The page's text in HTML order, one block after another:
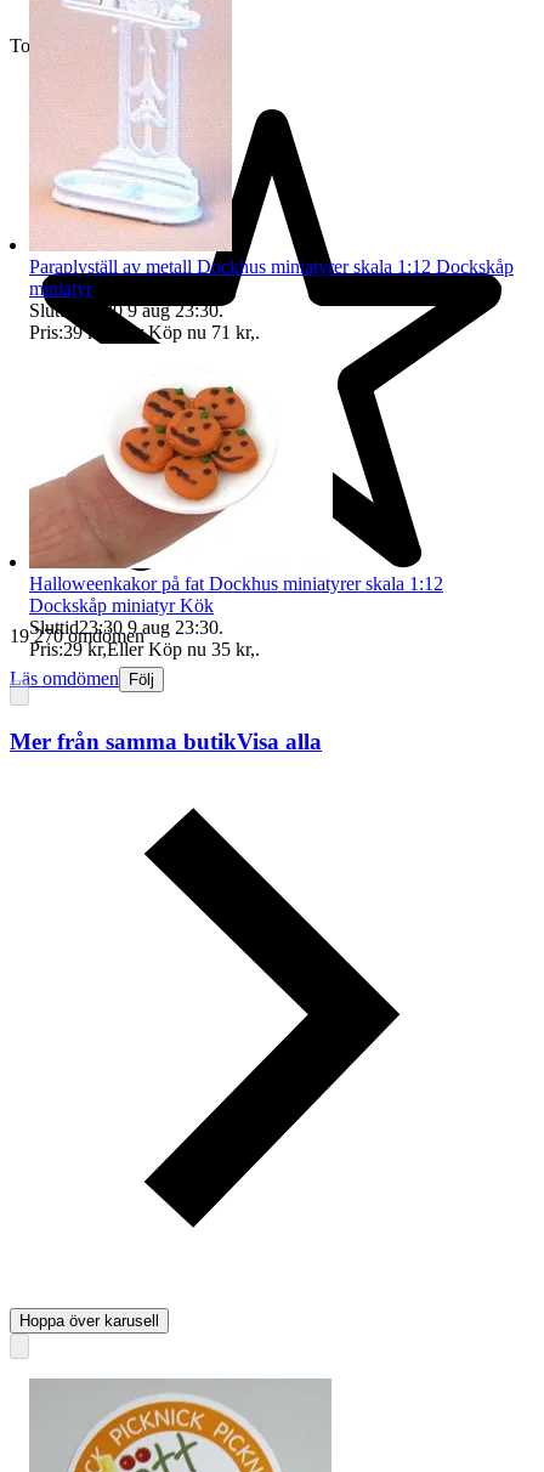
Toppsäljare
19 270 omdömen
Läs omdömen Följ
Paraplyställ av metall Dockhus miniatyrer skala 1:12 Dockskåp
miniatyr
Sluttid
23:30 9 aug 23:30.
Pris:39 kr Eller Köp nu 71 kr,.
Halloweenkakor på fat Dockhus miniatyrer skala 1:12
Dockskåp miniatyr Kök
Sluttid23:30 9 aug 23:30.
Pris:29 kr,Eller Köp nu 35 kr,.
Mer från samma butikVisa alla
Hoppa över karusell